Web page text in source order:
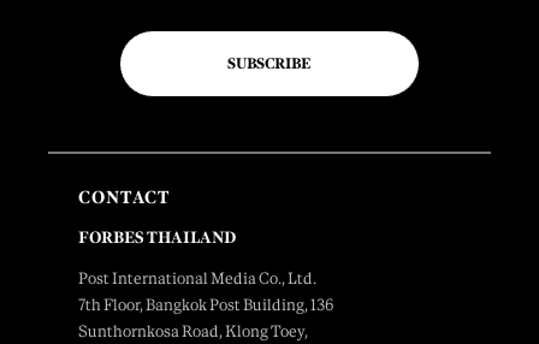
SUBSCRIBE
CONTACT
FORBES THAILAND
Post International Media Co., Ltd.
7th Floor, Bangkok Post Building, 136
Sunthornkosa Road, Klong Toey,